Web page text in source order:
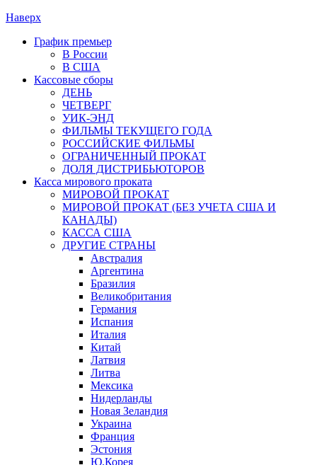
Наверх
График премьер
В России
В США
Кассовые сборы
ДЕНЬ
ЧЕТВЕРГ
УИК-ЭНД
ФИЛЬМЫ ТЕКУЩЕГО ГОДА
РОССИЙСКИЕ ФИЛЬМЫ
ОГРАНИЧЕННЫЙ ПРОКАТ
ДОЛЯ ДИСТРИБЬЮТОРОВ
Касса мирового проката
МИРОВОЙ ПРОКАТ
МИРОВОЙ ПРОКАТ (БЕЗ УЧЕТА США И
КАНАДЫ)
КАССА США
ДРУГИЕ СТРАНЫ
Австралия
Аргентина
Бразилия
Великобритания
Германия
Испания
Италия
Китай
Латвия
Литва
Мексика
Нидерланды
Новая Зеландия
Украина
Франция
Эстония
Ю.Корея